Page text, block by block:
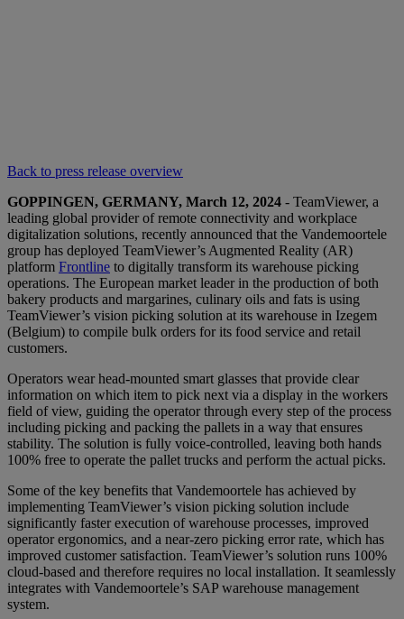
Back to press release overview
GOPPINGEN, GERMANY, March 12, 2024 - TeamViewer, a
leading global provider of remote connectivity and workplace
digitalization solutions, recently announced that the Vandemoortele
group has deployed TeamViewer’s Augmented Reality (AR)
platform Frontline to digitally transform its warehouse picking
operations. The European market leader in the production of both
bakery products and margarines, culinary oils and fats is using
TeamViewer’s vision picking solution at its warehouse in Izegem
(Belgium) to compile bulk orders for its food service and retail
customers.
Operators wear head-mounted smart glasses that provide clear
information on which item to pick next via a display in the workers
field of view, guiding the operator through every step of the process
including picking and packing the pallets in a way that ensures
stability. The solution is fully voice-controlled, leaving both hands
100% free to operate the pallet trucks and perform the actual picks.
Some of the key benefits that Vandemoortele has achieved by
implementing TeamViewer’s vision picking solution include
significantly faster execution of warehouse processes, improved
operator ergonomics, and a near-zero picking error rate, which has
improved customer satisfaction. TeamViewer’s solution runs 100%
cloud-based and therefore requires no local installation. It seamlessly
integrates with Vandemoortele’s SAP warehouse management
system.